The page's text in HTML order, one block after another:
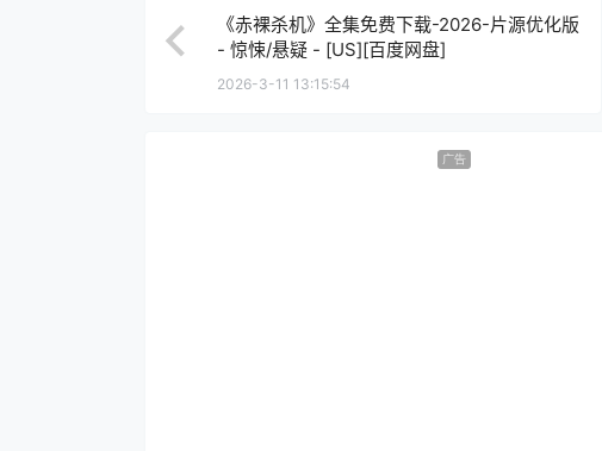
《赤裸杀机》全集免费下载-2026-片源优化版
- 惊悚/悬疑 - [US][百度网盘]
2026-3-11 13:15:54
广告